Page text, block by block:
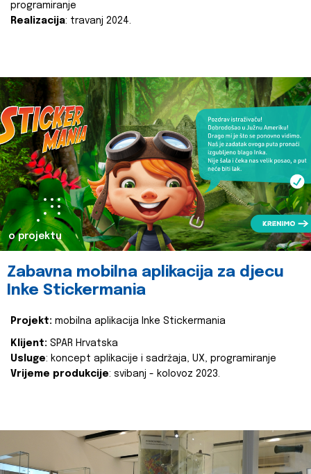
programiranje
Realizacija: travanj 2024.
o projektu
Zabavna mobilna aplikacija za djecu
Inke Stickermania
Projekt: mobilna aplikacija Inke Stickermania
Klijent: SPAR Hrvatska
Usluge: koncept aplikacije i sadržaja, UX, programiranje
Vrijeme produkcije: svibanj - kolovoz 2023.